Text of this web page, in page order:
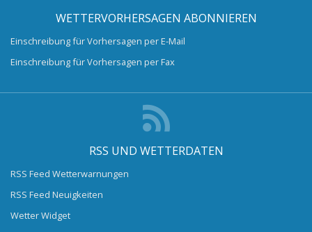
WETTERVORHERSAGEN ABONNIEREN
Einschreibung für Vorhersagen per E-Mail
Einschreibung für Vorhersagen per Fax
RSS UND WETTERDATEN
RSS Feed Wetterwarnungen
RSS Feed Neuigkeiten
Wetter Widget